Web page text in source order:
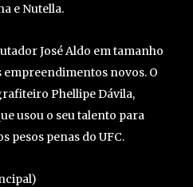
e Nutella.
José Aldo em tamanho
novos. O
Phellipe Dávila,
usou o seu talento para
pesos penas do UFC.